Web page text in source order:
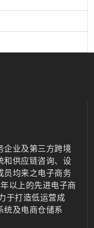
企业及第三方跨境
和供应链咨询、设
员均来之电子商务
以上的先进电子商
于打造低运营成
统及电商仓储系